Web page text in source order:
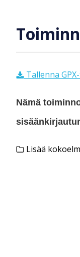
Tallenna
Nämä
Lisää